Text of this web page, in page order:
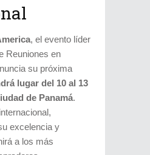
, el evento líder
Reuniones en
su próxima
lugar del 10 al 13
de Panamá.
excelencia y
a los más